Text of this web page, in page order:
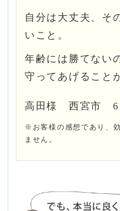
自分は大丈夫、そ
いこと。
年齢には勝てない
守ってあげること
高田様 西宮市
※お客様の感想であり、
ません。